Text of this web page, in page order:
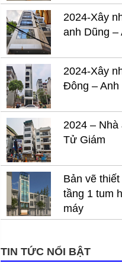
2024-Xây
anh Dũng
2024-Xây
Đông – Anh
2024 – Nhà
Tử Giám
Bản vẽ
tầng 1 tum
máy
TIN TỨC NỔI BẬT